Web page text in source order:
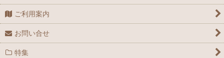
ご利用案内
お問い合せ
特集